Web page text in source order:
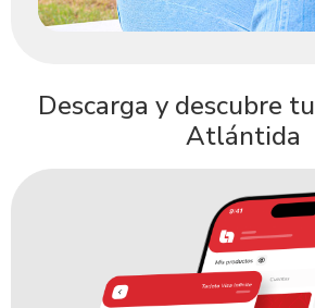
Descarga y descubre
Atlántida